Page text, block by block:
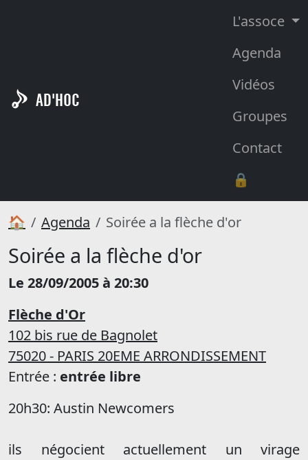
AD'HOC
L'assoce
Agenda
Vidéos
Groupes
Contact
🔒
🏠 Agenda Soirée a la flèche d'or
Soirée a la flèche d'or
Le 28/09/2005 à 20:30
Flèche d'Or
102 bis rue de Bagnolet
75020 - PARIS 20EME ARRONDISSEMENT
Entrée : entrée libre
20h30: Austin Newcomers
ils négocient actuellement un virage